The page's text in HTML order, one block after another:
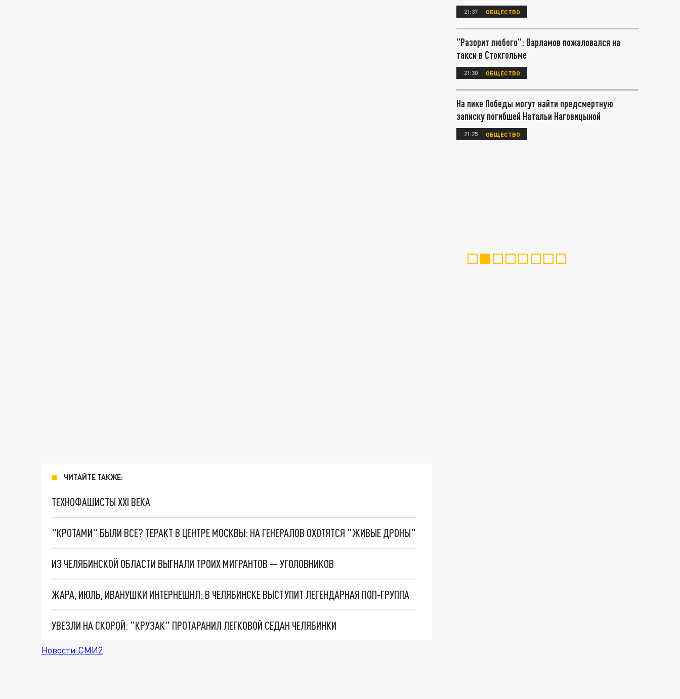
ЧИТАЙТЕ ТАКЖЕ:
ТЕХНОФАШИСТЫ XXI ВЕКА
"КРОТАМИ" БЫЛИ ВСЕ? ТЕРАКТ В ЦЕНТРЕ МОСКВЫ: НА ГЕНЕРАЛОВ ОХОТЯТСЯ "ЖИВЫЕ ДРОНЫ"
ИЗ ЧЕЛЯБИНСКОЙ ОБЛАСТИ ВЫГНАЛИ ТРОИХ МИГРАНТОВ — УГОЛОВНИКОВ
ЖАРА, ИЮЛЬ, ИВАНУШКИ ИНТЕРНЕШНЛ: В ЧЕЛЯБИНСКЕ ВЫСТУПИТ ЛЕГЕНДАРНАЯ ПОП-ГРУППА
УВЕЗЛИ НА СКОРОЙ: "КРУЗАК" ПРОТАРАНИЛ ЛЕГКОВОЙ СЕДАН ЧЕЛЯБИНКИ
Новости СМИ2
21:37 ОБЩЕСТВО
"Разорит любого": Варламов пожаловался на
такси в Стокгольме
21:30 ОБЩЕСТВО
На пике Победы могут найти предсмертную
записку погибшей Натальи Наговицыной
21:25 ОБЩЕСТВО